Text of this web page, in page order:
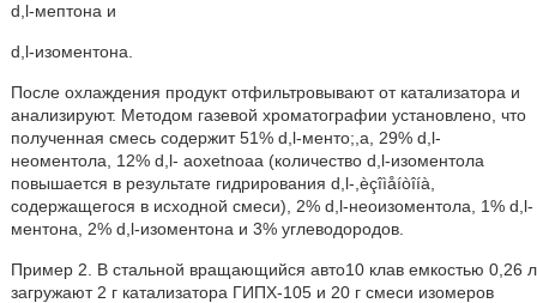
d,l-мептона и
d,l-изоментона.
После охлаждения продукт отфильтровывают от катализатора и
анализируют. Методом газевой хроматографии установлено, что
полученная смесь содержит 51% d,l-менто;,а, 29% d,l-
неоментола, 12% d,l- aoxetnoaa (количество d,l-изоментола
повышается в результате гидрирования d,l-,èçîìåíòîíà,
содержащегося в исходной смеси), 2% d,l-неоизоментола, 1% d,l-
ментона, 2% d,l-изоментона и 3% углеводородов.
Пример 2. В стальной вращающийся авто10 клав емкостью 0,26 л
загружают 2 г катализатора ГИПХ-105 и 20 г смеси изомеров